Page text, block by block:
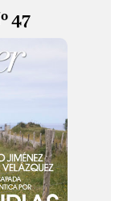
47